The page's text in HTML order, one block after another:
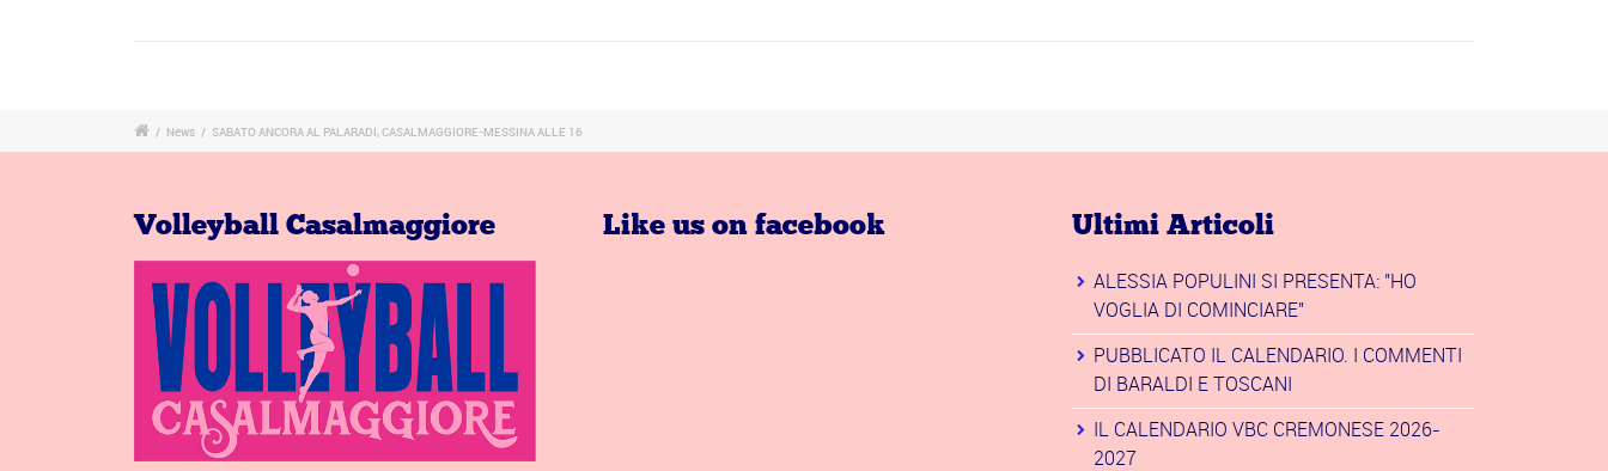
/ News / SABATO ANCORA AL PALARADI, CASALMAGGIORE-MESSINA ALLE 16
Volleyball Casalmaggiore Like us on facebook Ultimi Articoli
ALESSIA POPULINI SI PRESENTA: "HO
VOGLIA DI COMINCIARE"
PUBBLICATO IL CALENDARIO. I COMMENTI
DI BARALDI E TOSCANI
IL CALENDARIO VBC CREMONESE 2026-
2027